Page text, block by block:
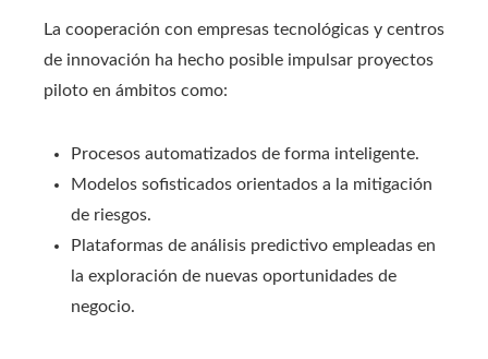
La cooperación con empresas tecnológicas y centros
de innovación ha hecho posible impulsar proyectos
piloto en ámbitos como:
Procesos automatizados de forma inteligente.
Modelos sofisticados orientados a la mitigación
de riesgos.
Plataformas de análisis predictivo empleadas en
la exploración de nuevas oportunidades de
negocio.